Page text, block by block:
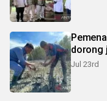
dorong
Jul 23rd